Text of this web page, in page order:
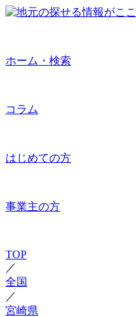
ホーム・検索
コラム
はじめての方
事業主の方
TOP
／
全国
／
宮崎県